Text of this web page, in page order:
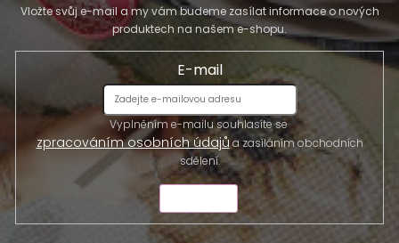
Vložte svůj e-mail a my vám budeme zasílat informace o nových
produktech na našem e-shopu.
E-mail
Vyplněním e-mailu souhlasíte se
zpracováním osobních údajůa zasíláním obchodních
sdělení.